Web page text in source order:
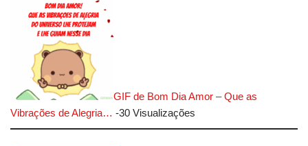
GIF de Bom Dia Amor – Que as
Vibrações de Alegria… -30 Visualizações